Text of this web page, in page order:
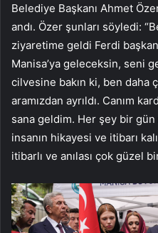
Belediye Başkanı Ahmet
andı. Özer şunları söyledi:
ziyaretime geldi Ferdi
Manisa’ya geleceksin, seni
cilvesine bakın ki, ben daha
aramızdan ayrıldı. Canım
sana geldim. Her şey bir
insanın hikayesi ve itibarı
itibarlı ve anılası çok güzel